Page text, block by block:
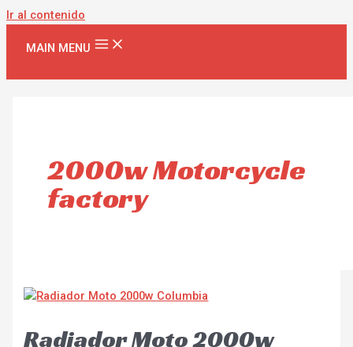
Ir al contenido
MAIN MENU
2000w Motorcycle
factory
Radiador Moto 2000w